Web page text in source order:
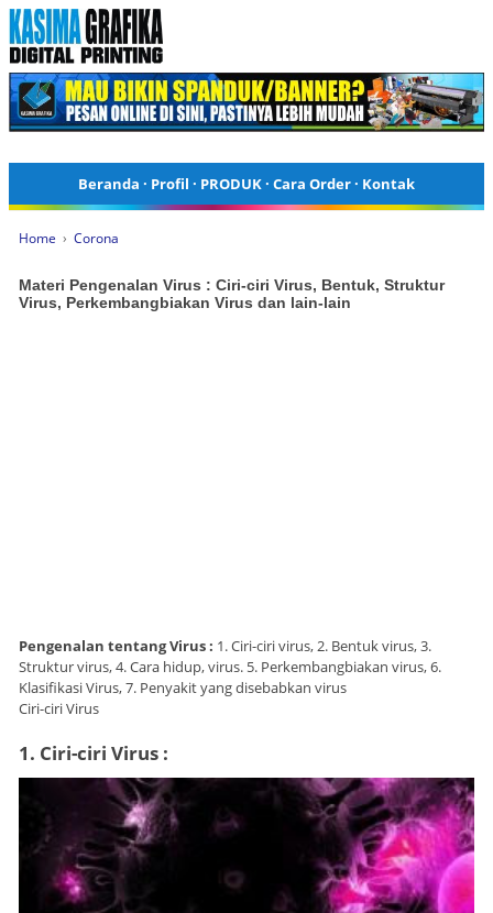
Beranda · Profil · PRODUK· Cara Order· Kontak
Home › Corona
Materi Pengenalan Virus : Ciri-ciri Virus, Bentuk, Struktur
Virus, Perkembangbiakan Virus dan lain-lain
Pengenalan tentang Virus : 1. Ciri-ciri virus, 2. Bentuk virus, 3.
Struktur virus, 4. Cara hidup, virus. 5. Perkembangbiakan virus, 6.
Klasifikasi Virus, 7. Penyakit yang disebabkan virus
Ciri-ciri Virus
1. Ciri-ciri Virus :